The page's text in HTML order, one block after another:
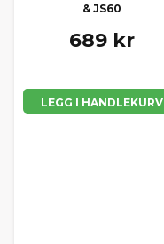
& JS60
689 kr
LEGG I HANDLEKURV